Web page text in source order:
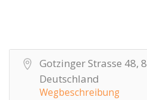
Gotzinger Strasse 48,
Deutschland
Wegbeschreibung